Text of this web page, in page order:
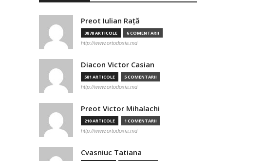
Preot Iulian Raţă
3878 ARTICOLE 6 COMENTARII
http://www.ortodoxia.md
Diacon Victor Casian
581 ARTICOLE 5 COMENTARII
http://www.ortodoxia.md
Preot Victor Mihalachi
210 ARTICOLE 1 COMENTARII
http://www.ortodoxia.md
Cvasniuc Tatiana